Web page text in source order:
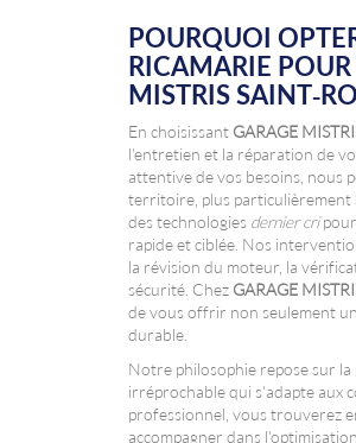
POURQUOI
RICAMARIE POUR
MISTRIS SAINT-
En choisissant GARAGE
l'entretien et la réparation de
attentive de vos besoins, nous
territoire, plus particulièrement
des technologies dernier cripour
rapide et ciblée. Nos
la révision du moteur, la
sécurité. Chez GARAGE
de vous offrir non seulement
durable.
Notre philosophie repose sur
irréprochable qui s'adapte aux
professionnel, vous trouverez
accompagner dans